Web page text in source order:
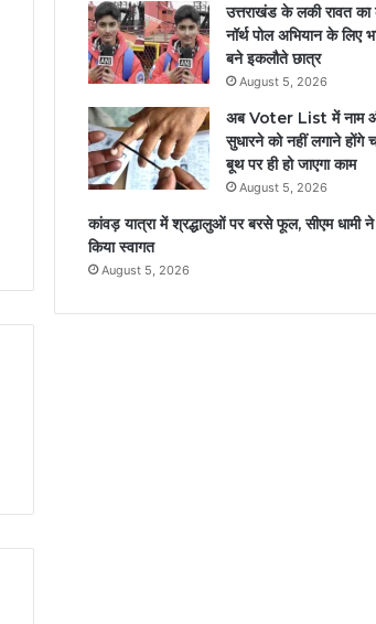
उत्तराखंड के लकी रावत का
नॉर्थ पोल अभियान के लिए
बने इकलौते छात्र
August 5, 2026
अब Voter List में नाम
सुधारने को नहीं लगाने होंगे
बूथ पर ही हो जाएगा काम
August 5, 2026
कांवड़ यात्रा में श्रद्धालुओं पर बरसे फूल, सीएम धामी ने
किया स्वागत
August 5, 2026